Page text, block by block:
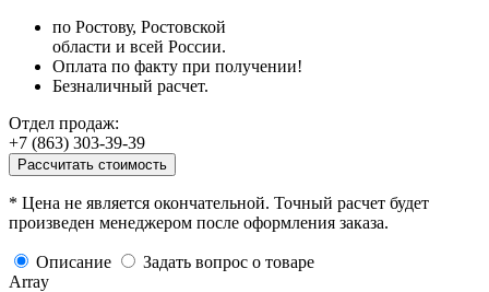
по Ростову, Ростовской
области и всей России.
Оплата по факту при получении!
Безналичный расчет.
Отдел продаж:
+7 (863) 303-39-39
Рассчитать стоимость
* Цена не является окончательной. Точный расчет будет
произведен менеджером после оформления заказа.
Описание
Задать вопрос о товаре
Array